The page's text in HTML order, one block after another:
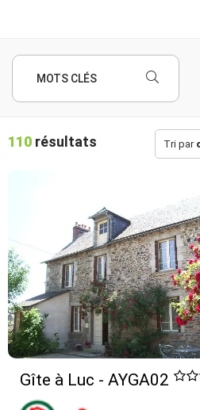
MOTS CLÉS
110 résultats Tri par
Gîte à Luc - AYGA02